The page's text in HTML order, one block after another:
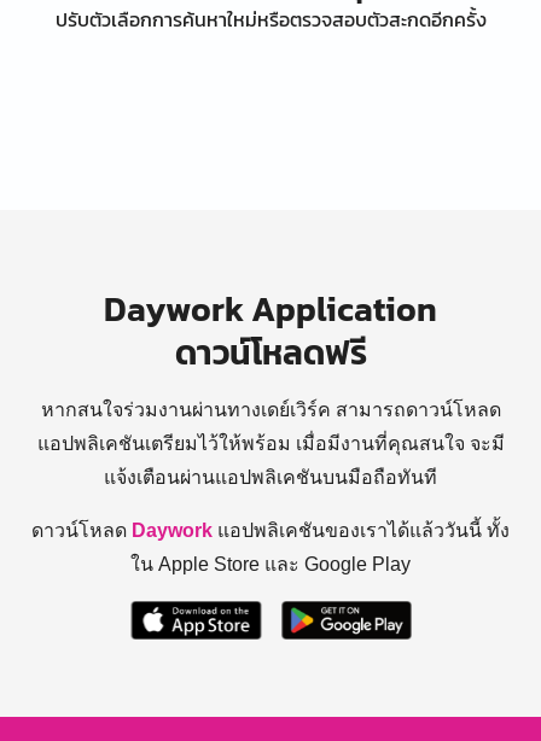
ปรับตัวเลือกการค้นหาใหม่หรือตรวจสอบตัวสะกดอีกครั้ง
Daywork Application
ดาวน์โหลดฟรี
หากสนใจร่วมงานผ่านทางเดย์เวิร์ค สามารถดาวน์โหลด
แอปพลิเคชันเตรียมไว้ให้พร้อม เมื่อมีงานที่คุณสนใจ จะมี
แจ้งเตือนผ่านแอปพลิเคชันบนมือถือทันที
ดาวน์โหลด Daywork แอปพลิเคชันของเราได้แล้ววันนี้ ทั้ง
ใน Apple Store และ Google Play